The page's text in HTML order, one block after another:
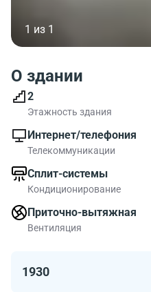
1 из 1
О здании
2
Этажность здания
Интернет/телефония
Телекоммуникации
Сплит-системы
Кондиционирование
Приточно-вытяжная
Вентиляция
1930